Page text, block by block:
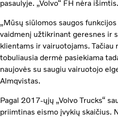
pasaulyje. „Volvo“ FH nėra išimtis.
„Mūsų siūlomos saugos
vaidmenį užtikrinant geresnes ir
klientams ir vairuotojams. Tačiau
tobuliausia dermė pasiekiama
naujovės su saugiu vairuotojo
Almqvistas.
Pagal 2017-ųjų „Volvo Trucks“
priimtinas eismo įvykių skaičius.